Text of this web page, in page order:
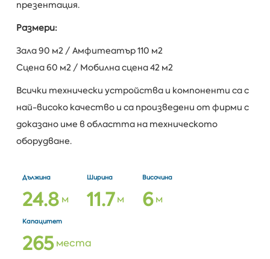
презентация.
Размери:
Зала 90 м2 / Амфитеатър 110 м2
Сцена 60 м2 / Мобилна сцена 42 м2
Всички технически устройства и компоненти са с
най-високо качество и са произведени от фирми с
доказано име в областта на техническото
оборудване.
Дължина
24.8м
Ширина
11.7м
Височина
6м
Капацитет
265места